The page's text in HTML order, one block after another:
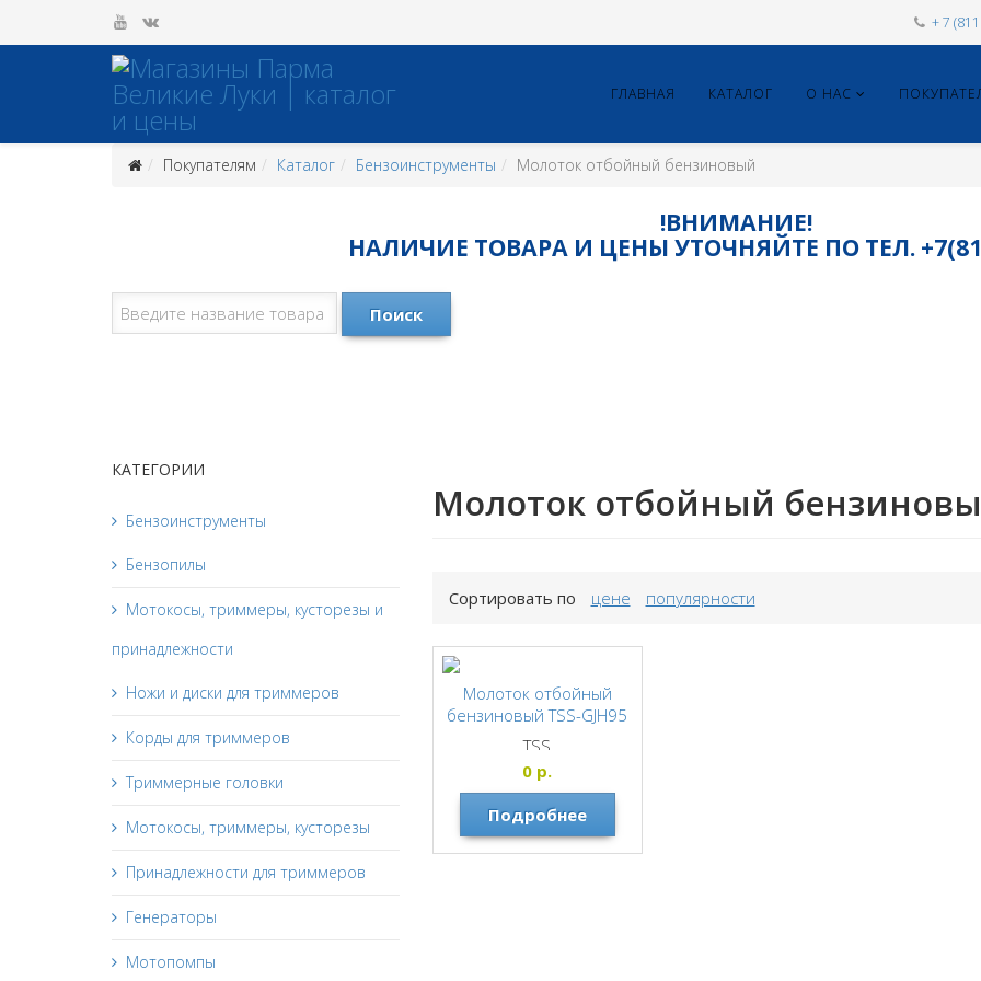
+ 7
ГЛАВНАЯ КАТАЛОГ О НАС
Покупателям Каталог Бензоинструменты Молоток отбойный бензиновый
!ВНИМАНИЕ!
НАЛИЧИЕ ТОВАРА И ЦЕНЫ УТОЧНЯЙТЕ ПО ТЕЛ.
Поиск
КАТЕГОРИИ
Бензоинструменты
Бензопилы
Мотокосы, триммеры, кусторезы и
принадлежности
Ножи и диски для триммеров
Корды для триммеров
Триммерные головки
Мотокосы, триммеры, кусторезы
Принадлежности для триммеров
Генераторы
Мотопомпы
Молоток отбойный
Сортировать по цене популярности
Молоток отбойный
бензиновый TSS-GJH95
TSS
0 р.
Подробнее